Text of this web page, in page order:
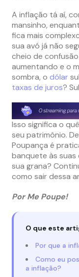
A inflação tá aí,
mansinho,
fica mais
sua avó já não
cheio de
aumentando e o
sombra, o dólar
taxas de juros?
Isso significa o
seu patrimônio.
Poupança é
banquete às suas
sua grana?
como sair dessa
Por Me Poupe!
O que este
Por que a
Como eu
a inflação?